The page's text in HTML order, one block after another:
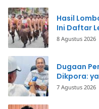
Hasil
Ini Daftar
8 Agustus 2026
Dugaan
Dikpora:
7 Agustus 2026